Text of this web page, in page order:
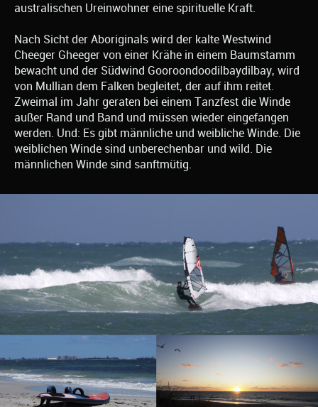
australischen Ureinwohner eine spirituelle Kraft.
Nach Sicht der Aboriginals wird der kalte Westwind
Cheeger Gheeger von einer Krähe in einem Baumstamm
bewacht und der Südwind Gooroondoodilbaydilbay, wird
von Mullian dem Falken begleitet, der auf ihm reitet.
Zweimal im Jahr geraten bei einem Tanzfest die Winde
außer Rand und Band und müssen wieder eingefangen
werden. Und: Es gibt männliche und weibliche Winde. Die
weiblichen Winde sind unberechenbar und wild. Die
männlichen Winde sind sanftmütig.